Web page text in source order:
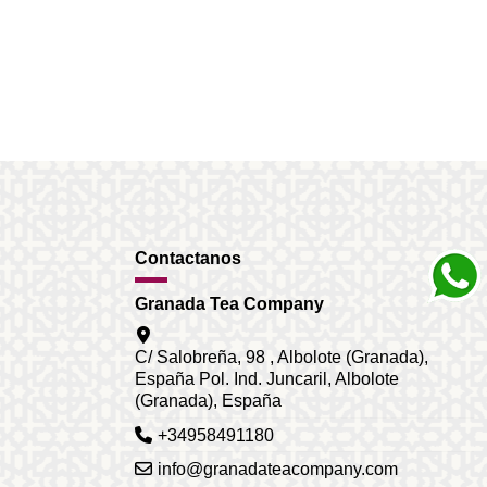
Contactanos
Granada Tea Company
C/ Salobreña, 98 , Albolote (Granada),
España Pol. Ind. Juncaril, Albolote
(Granada), España
+34958491180
info@granadateacompany.com